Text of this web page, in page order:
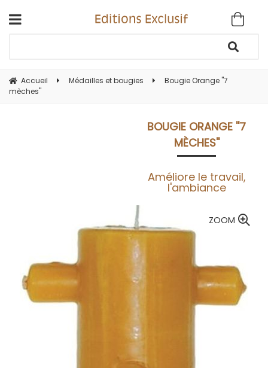
Accueil Médailles et bougies
Bougie Orange ''7
mèches''
BOUGIE ORANGE ''7
MÈCHES''
Améliore le travail,
l'ambiance
ZOOM